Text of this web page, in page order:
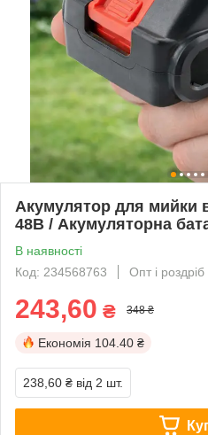
Акумулятор для мийки
48В / Акумуляторна
В наявності
Код: 234568763
Опт і роздріб
243,60 ₴ 348 ₴
Економія 104.40 ₴
238,60 ₴ від 2 шт.